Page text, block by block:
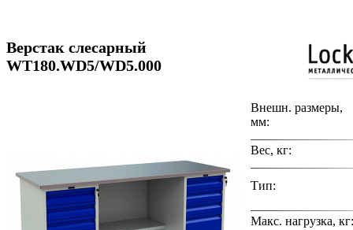
Верстак слесарный
WT180.WD5/WD5.000
Внешн. размеры,
мм:
Вес, кг:
Тип:
Макс. нагрузка, кг: